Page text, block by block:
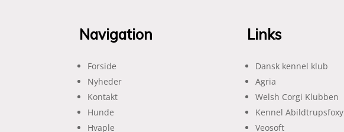
Navigation
Forside
Nyheder
Kontakt
Hunde
Hvaple
Links
Dansk kennel klub
Agria
Welsh Corgi Klubben
Kennel Abildtrupsfoxy
Veosoft